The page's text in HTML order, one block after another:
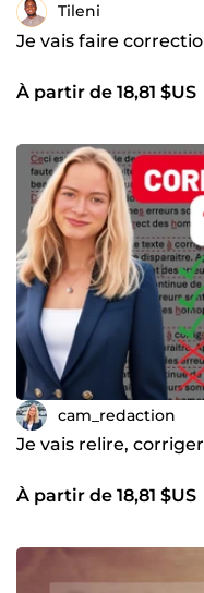
Tileni
Je vais faire
À partir de 18,81 $US
cam_redaction
Je vais relire,
À partir de 18,81 $US